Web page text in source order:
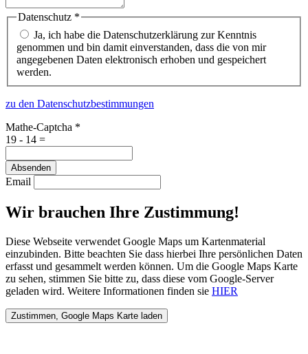
Datenschutz *
Ja, ich habe die Datenschutzerklärung zur Kenntnis
genommen und bin damit einverstanden, dass die von mir
angegebenen Daten elektronisch erhoben und gespeichert
werden.
zu den Datenschutzbestimmungen
Mathe-Captcha *
19 - 14 =
Absenden
Email
Wir brauchen Ihre Zustimmung!
Diese Webseite verwendet Google Maps um Kartenmaterial
einzubinden. Bitte beachten Sie dass hierbei Ihre persönlichen Daten
erfasst und gesammelt werden können. Um die Google Maps Karte
zu sehen, stimmen Sie bitte zu, dass diese vom Google-Server
geladen wird. Weitere Informationen finden sie HIER